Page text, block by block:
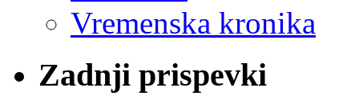
Vremenska kronika
Zadnji prispevki